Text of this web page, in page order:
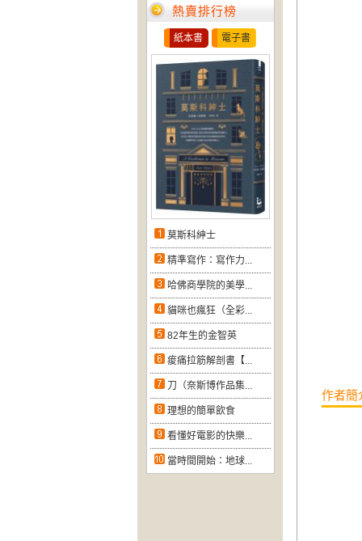
熱賣排行榜
紙本書 電子書
莫斯科紳士
精準寫作：寫作力...
哈佛商學院的美學...
貓咪也瘋狂（全彩...
82年生的金智英
痠痛拉筋解剖書【...
刀（奈斯博作品集...
理想的簡單飲食
看懂好電影的快樂...
當時間開始：地球...
作者簡